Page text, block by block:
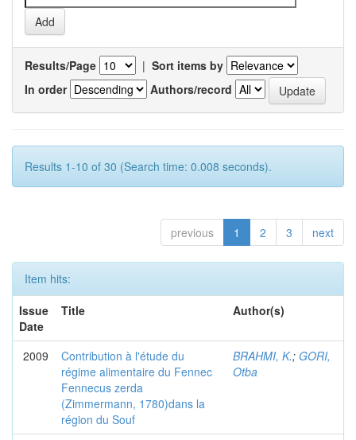
Results/Page | Sort items by
In order
Authors/record
Results 1-10 of 30 (Search time: 0.008 seconds).
previous 1 2 3 next
Item hits:
Issue
Date
Title Author(s)
2009
Contribution à l'étude du
régime alimentaire du Fennec
Fennecus zerda
(Zimmermann, 1780)dans la
région du Souf
BRAHMI, K.; GORI,
Otba